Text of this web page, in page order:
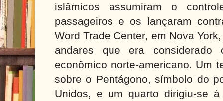
islâmicos assumiram o
passageiros e os lançaram
Word Trade Center, em Nova
andares que era
econômico norte-americano. Um
sobre o Pentágono, símbolo do
Unidos, e um quarto dirigiu-se